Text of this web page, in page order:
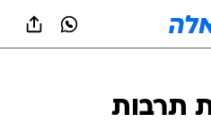
תרבות